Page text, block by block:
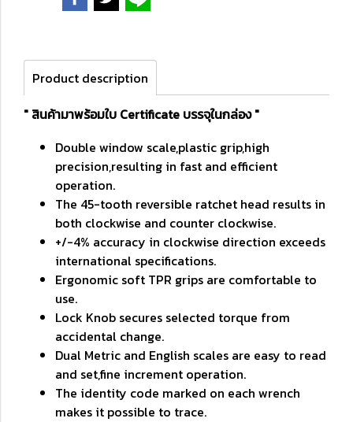
Product description
" สินค้ามาพร้อมใบ Certificate บรรจุในกล่อง "
Double window scale,plastic grip,high
precision,resulting in fast and efficient
operation.
The 45-tooth reversible ratchet head results in
both clockwise and counter clockwise.
+/-4% accuracy in clockwise direction exceeds
international specifications.
Ergonomic soft TPR grips are comfortable to
use.
Lock Knob secures selected torque from
accidental change.
Dual Metric and English scales are easy to read
and set,fine increment operation.
The identity code marked on each wrench
makes it possible to trace.